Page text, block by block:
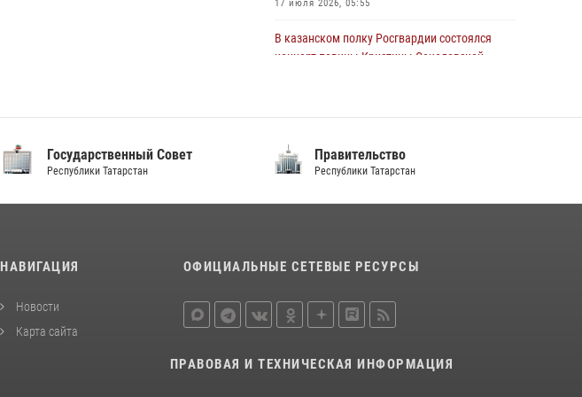
17 июля 2026, 05:55
В казанском полку Росгвардии состоялся
концерт певицы Кристины Соколовской
Сотрудник вневедомственной охраны
семейного счастья
08 июля 2026, 07:48
В Нижнекамске сотрудники Росгвардии
задержали подозреваемого в краже
Государственный Совет
Республики Татарстан
Правительство
Республики Татарстан
НАВИГАЦИЯ
Новости
Карта сайта
ОФИЦИАЛЬНЫЕ СЕТЕВЫЕ РЕСУРСЫ
ПРАВОВАЯ И ТЕХНИЧЕСКАЯ ИНФОРМАЦИЯ